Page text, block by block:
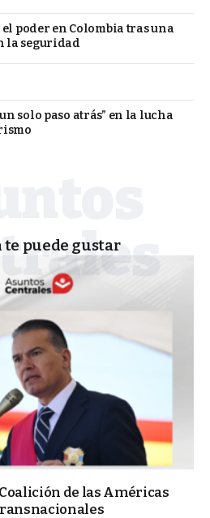
poder en Colombia tras una
la seguridad
solo paso atrás” en la lucha
te puede gustar
de las Américas